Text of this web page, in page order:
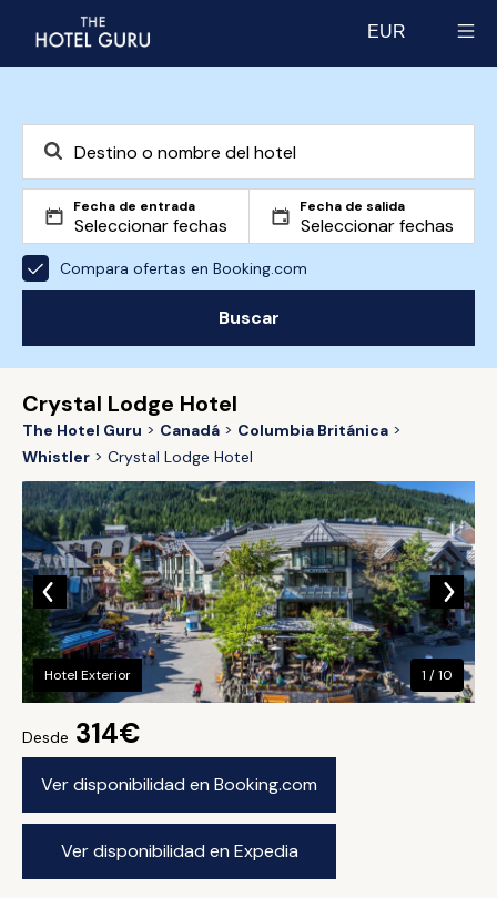
EUR
Fecha de entrada Fecha de salida
Compara ofertas en Booking.com
Buscar
Crystal Lodge Hotel
The Hotel Guru Canadá
Columbia Británica
Whistler
Crystal Lodge Hotel
Desde 314€
Ver disponibilidad en Booking.com
Ver disponibilidad en Expedia
Hotel Exterior 1 / 10